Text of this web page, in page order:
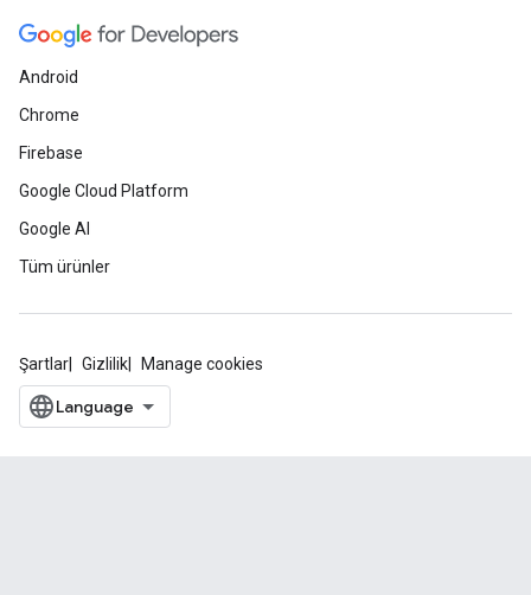
Android
Chrome
Firebase
Google Cloud Platform
Google AI
Tüm ürünler
Şartlar Gizlilik Manage cookies